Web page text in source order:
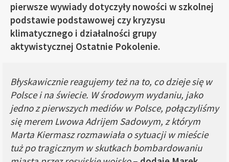
pierwsze wywiady dotyczyły nowości w szkolnej
podstawie podstawowej czy kryzysu
klimatycznego i działalności grupy
aktywistycznej Ostatnie Pokolenie.
Błyskawicznie reagujemy też na to, co dzieje się w
Polsce i na świecie. W środowym wydaniu, jako
jedno z pierwszych mediów w Polsce, połączyliśmy
się merem Lwowa Adrijem Sadowym, z którym
Marta Kiermasz rozmawiała o sytuacji w mieście
tuż po tragicznym w skutkach bombardowaniu